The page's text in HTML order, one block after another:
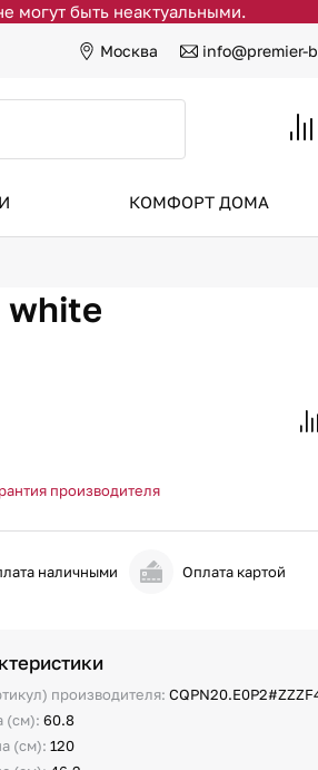
могут быть неактуальными.
Москва info@premier-
КОМФОРТ ДОМА
white
производителя
наличными Оплата картой
производителя:
(см):60.8
(см):120